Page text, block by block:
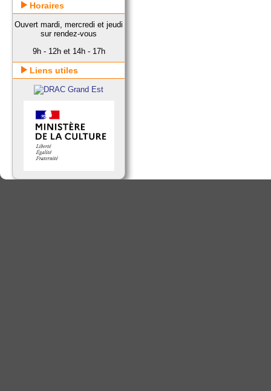
Horaires
Ouvert mardi, mercredi et jeudi
sur rendez-vous
9h - 12h et 14h - 17h
Liens utiles